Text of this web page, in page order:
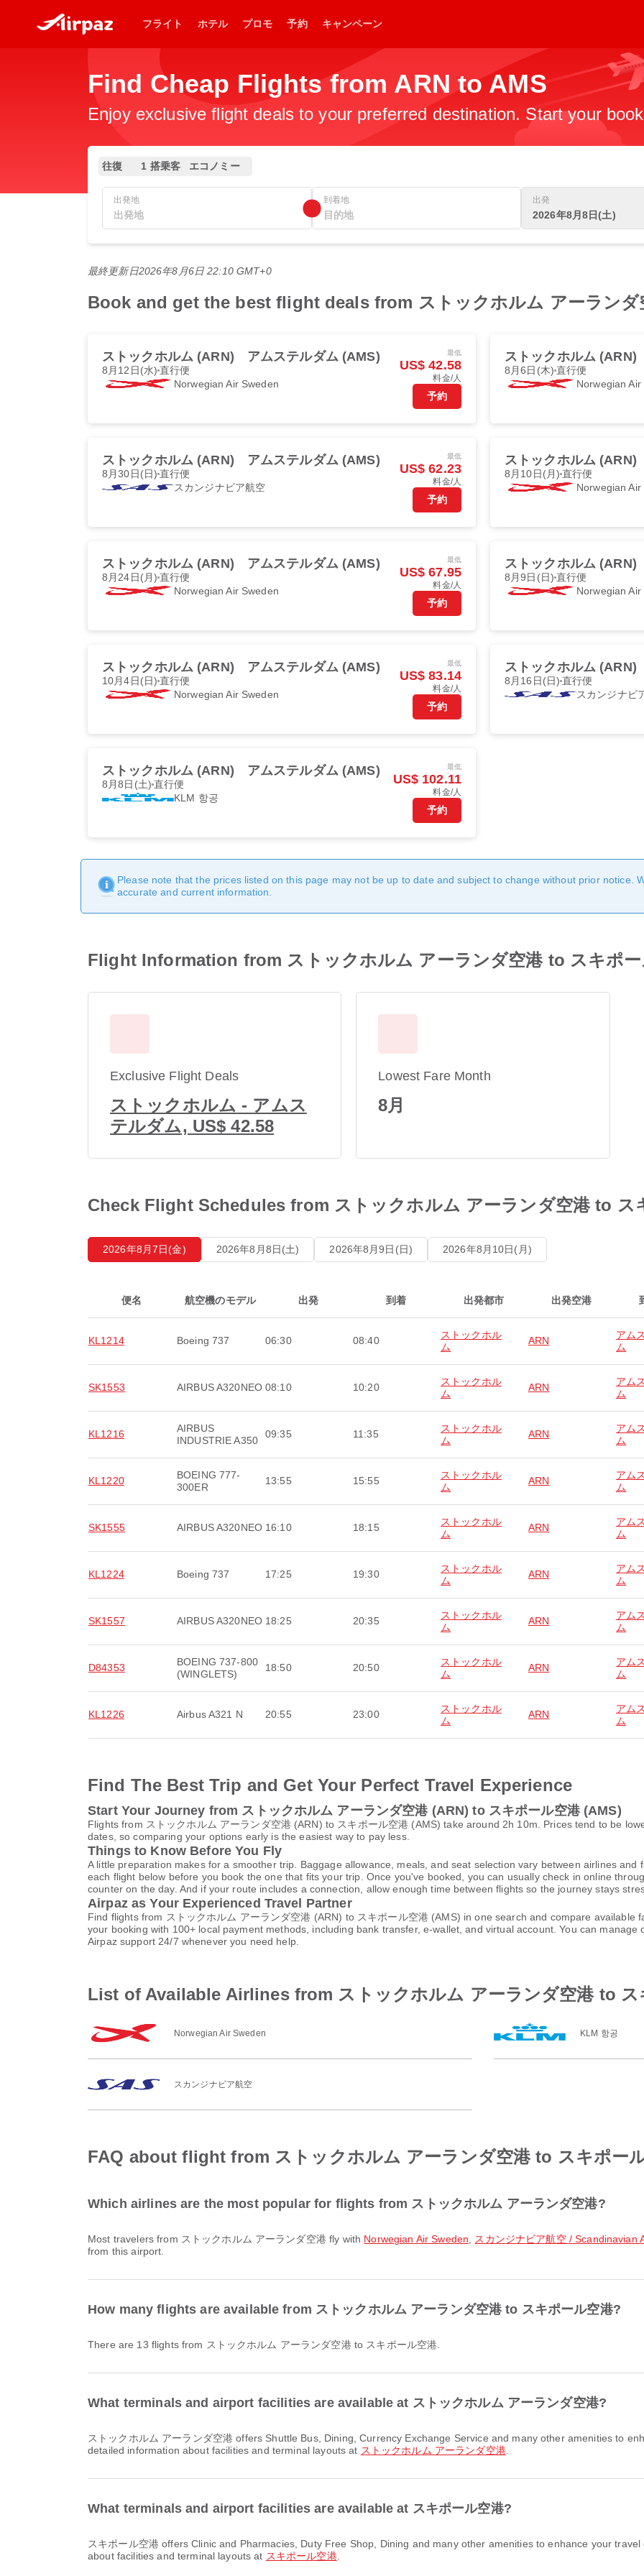
フライト ホテル プロモ 予約 キャンペーン
Find Cheap Flights from ARN to AMS
Enjoy exclusive flight deals to your preferred destination. Start your
往復 1 搭乗客 エコノミー
出発地 到着地 出発
2026年8月8日(土)
最終更新日2026年8月6日 22:10 GMT+0
Book and get the best flight deals from ストックホルム アーランダ
ストックホルム (ARN) アムステルダム (AMS)
8月12日(水)直行便
Norwegian Air Sweden
最低
US$ 42.58
料金/人
予約
ストックホルム (ARN)
8月6日(木) 直行便
Norwegian Air
ストックホルム (ARN) アムステルダム (AMS)
8月30日(日)直行便
スカンジナビア航空
最低
US$ 62.23
料金/人
予約
ストックホルム (ARN)
8月10日(月)直行便
Norwegian Air
ストックホルム (ARN) アムステルダム (AMS)
8月24日(月)直行便
Norwegian Air Sweden
最低
US$ 67.95
料金/人
予約
ストックホルム (ARN)
8月9日(日) 直行便
Norwegian Air
ストックホルム (ARN) アムステルダム (AMS)
10月4日(日)直行便
Norwegian Air Sweden
最低
US$ 83.14
料金/人
予約
ストックホルム (ARN)
8月16日(日)直行便
スカンジナビ
ストックホルム (ARN) アムステルダム (AMS)
8月8日(土) 直行便
KLM 항공
最低
US$ 102.11
料金/人
予約
Please note that the prices listed on this page may not be up to date and subject to change without prior notice.
accurate and current information.
Flight Information from ストックホルム アーランダ空港 to スキポー
Exclusive Flight Deals
ストックホルム - アムス
テルダム, US$ 42.58
Lowest Fare Month
8月
Check Flight Schedules from ストックホルム アーランダ空港 to ス
2026年8月7日(金) 2026年8月8日(土) 2026年8月9日(日) 2026年8月10日(月)
便名 航空機のモデル 出発 到着 出発都市 出発空港
KL1214 Boeing 737 06:30 08:40
ストックホル
ム
ARN
アム
ム
SK1553 AIRBUS A320NEO 08:10 10:20
ストックホル
ム
ARN
アム
ム
KL1216
AIRBUS
INDUSTRIE A350
09:35 11:35
ストックホル
ム
ARN
アム
ム
KL1220
BOEING 777-
300ER
13:55 15:55
ストックホル
ム
ARN
アム
ム
SK1555 AIRBUS A320NEO 16:10 18:15
ストックホル
ム
ARN
アム
ム
KL1224 Boeing 737 17:25 19:30
ストックホル
ム
ARN
アム
ム
SK1557 AIRBUS A320NEO 18:25 20:35
ストックホル
ム
ARN
アム
ム
D84353
BOEING 737-800
(WINGLETS)
18:50 20:50
ストックホル
ム
ARN
アム
ム
KL1226 Airbus A321 N 20:55 23:00
ストックホル
ム
ARN
アム
ム
Find The Best Trip and Get Your Perfect Travel Experience
Start Your Journey from ストックホルム アーランダ空港 (ARN) to スキポール空港 (AMS)
Flights from ストックホルム アーランダ空港 (ARN) to スキポール空港 (AMS) take around 2h 10m. Prices tend to be
dates, so comparing your options early is the easiest way to pay less.
Things to Know Before You Fly
A little preparation makes for a smoother trip. Baggage allowance, meals, and seat selection vary between airlines
each flight below before you book the one that fits your trip. Once you've booked, you can usually check in online
counter on the day. And if your route includes a connection, allow enough time between flights so the journey stays
Airpaz as Your Experienced Travel Partner
Find flights from ストックホルム アーランダ空港 (ARN) to スキポール空港 (AMS) in one search and compare available
your booking with 100+ local payment methods, including bank transfer, e-wallet, and virtual account. You can
Airpaz support 24/7 whenever you need help.
List of Available Airlines from ストックホルム アーランダ空港 to ス
Norwegian Air Sweden KLM 항공
スカンジナビア航空
FAQ about flight from ストックホルム アーランダ空港 to スキポー
Which airlines are the most popular for flights from ストックホルム アーランダ空港?
Most travelers from ストックホルム アーランダ空港 fly with Norwegian Air Sweden スカンジナビア航空 / Scandinavian
from this airport.
How many flights are available from ストックホルム アーランダ空港 to スキポール空港?
There are 13 flights from ストックホルム アーランダ空港 to スキポール空港.
What terminals and airport facilities are available at ストックホルム アーランダ空港?
ストックホルム アーランダ空港 offers Shuttle Bus, Dining, Currency Exchange Service and many other amenities to enhance your travel experience. You can check
detailed information about facilities and terminal layouts at ストックホルム アーランダ空港.
What terminals and airport facilities are available at スキポール空港?
スキポール空港 offers Clinic and Pharmacies, Duty Free Shop, Dining and many other amenities to enhance your travel experience. You can check detailed information
about facilities and terminal layouts at スキポール空港.